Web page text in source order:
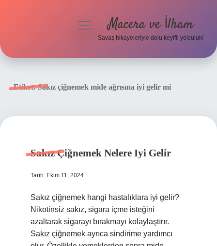
menüyüMacera ve İlham
Savaş hikayeleriyle dolu keyifli yolculuk!
Etiket:Sakız çiğnemek mide ağrısına iyi gelir mi
Sakız Çiğnemek Nelere Iyi Gelir
Tarih: Ekim 11, 2024
Sakız çiğnemek hangi hastalıklara iyi gelir?
Nikotinsiz sakız, sigara içme isteğini
azaltarak sigarayı bırakmayı kolaylaştırır.
Sakız çiğnemek ayrıca sindirime yardımcı